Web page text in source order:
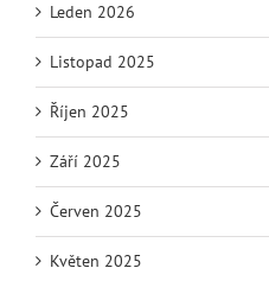
Leden 2026
Listopad 2025
Říjen 2025
Září 2025
Červen 2025
Květen 2025